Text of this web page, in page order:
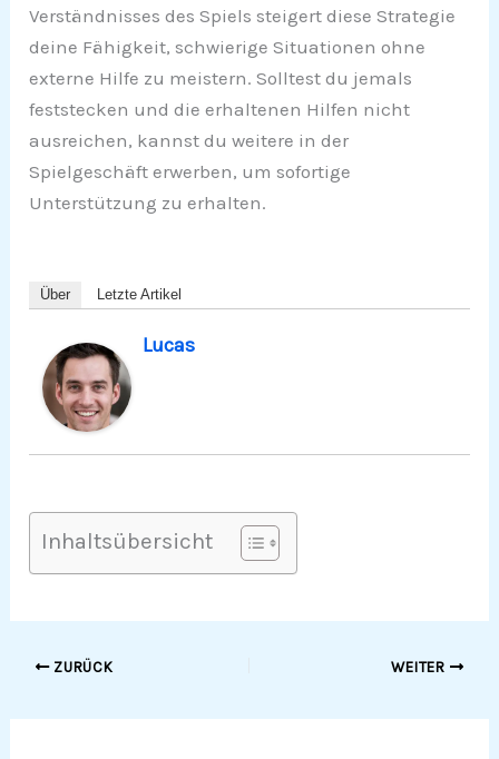
Verständnisses des Spiels steigert diese Strategie
deine Fähigkeit, schwierige Situationen ohne
externe Hilfe zu meistern. Solltest du jemals
feststecken und die erhaltenen Hilfen nicht
ausreichen, kannst du weitere in der
Spielgeschäft erwerben, um sofortige
Unterstützung zu erhalten.
Über Letzte Artikel
Lucas
Inhaltsübersicht
ZURÜCK WEITER